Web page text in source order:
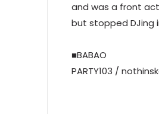
and was a front act
but stopped DJing
■BABAO
PARTY103 /